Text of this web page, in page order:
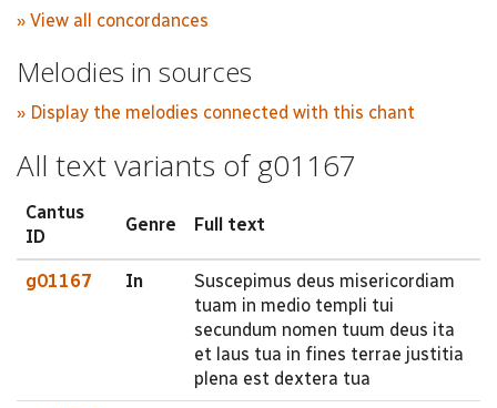
» View all concordances
Melodies in sources
» Display the melodies connected with this chant
All text variants of g01167
Cantus
ID
Genre Full text
g01167 In
Suscepimus deus misericordiam
tuam in medio templi tui
secundum nomen tuum deus ita
et laus tua in fines terrae justitia
plena est dextera tua